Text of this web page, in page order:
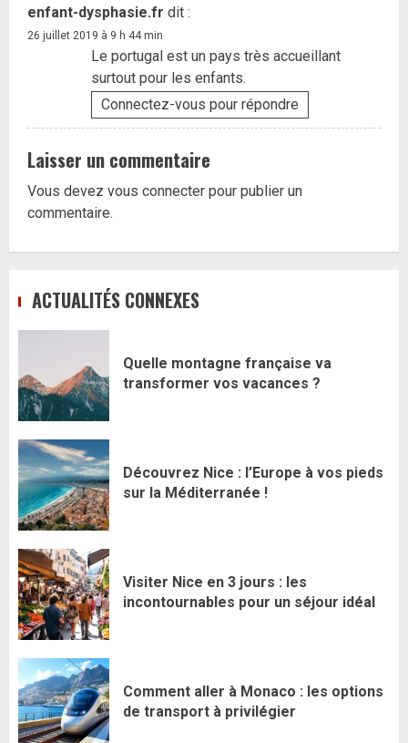
enfant-dysphasie.fr dit :
26 juillet 2019 à 9 h 44 min
Le portugal est un pays très accueillant
surtout pour les enfants.
Connectez-vous pour répondre
Laisser un commentaire
Vous devez vous connecter pour publier un
commentaire.
ACTUALITÉS CONNEXES
Quelle montagne française va
transformer vos vacances ?
Découvrez Nice : l’Europe à vos pieds
sur la Méditerranée !
Visiter Nice en 3 jours : les
incontournables pour un séjour idéal
Comment aller à Monaco : les options
de transport à privilégier